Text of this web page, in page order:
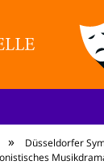
»
Düsseldorfer